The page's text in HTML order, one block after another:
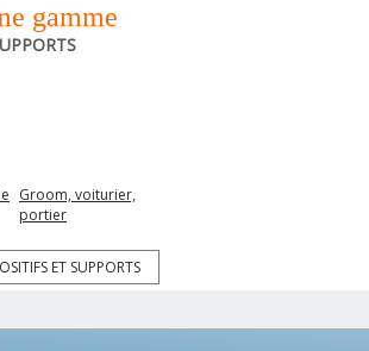
gamme
Groom, voiturier,
portier
ET SUPPORTS